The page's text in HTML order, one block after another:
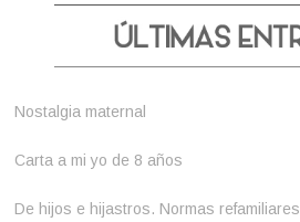
Nostalgia maternal
Carta a mi yo de 8 años
De hijos e hijastros. Normas refamiliares